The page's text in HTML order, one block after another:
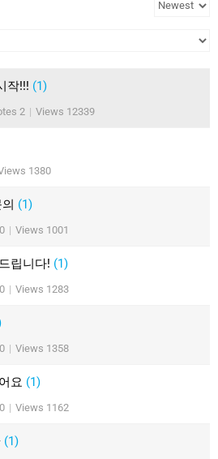
작!!! (1)
2 | Views 12339
1380
(1)
| Views 1001
립니다! (1)
| Views 1283
| Views 1358
요 (1)
| Views 1162
(1)